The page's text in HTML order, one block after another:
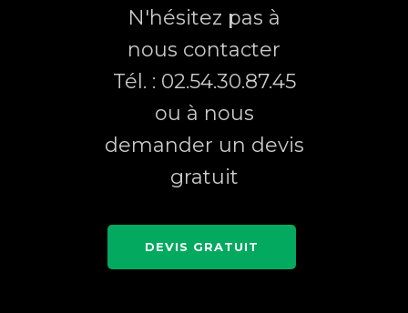
N'hésitez pas à
nous contacter
Tél. : 02.54.30.87.45
ou à nous
demander un devis
gratuit
DEVIS GRATUIT